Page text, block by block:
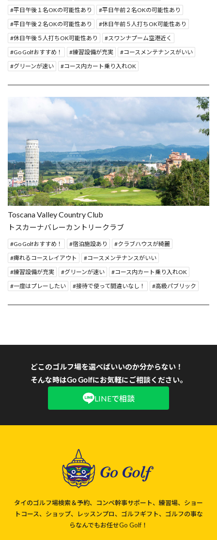
平日午後１名OKの可能性あり
平日午前２名OKの可能性あり
平日午後２名OKの可能性あり
休日午前５人打ちOK可能性あり
休日午後５人打ちOK可能性あり
スワンナプーム空港近く
Go Golfおすすめ！
練習設備が充実
コースメンテナンスがいい
グリーンが速い
コース内カート乗り入れOK
Toscana Valley Country Club
トスカーナバレーカントリークラブ
Go Golfおすすめ！ 宿泊施設あり
クラブハウスが綺麗
痺れるコースレイアウト
コースメンテナンスがいい
練習設備が充実
グリーンが速い
コース内カート乗り入れOK
一度はプレーしたい
接待で使って間違いなし！ 高級パブリック
どこのゴルフ場を選べばいいのか分からない！
そんな時はGo Golfにお気軽にご相談ください。
LINEで相談
タイのゴルフ場検索＆予約、コンペ幹事サポート、練習場、ショー
トコース、ショップ、レッスンプロ、ゴルフギフト、ゴルフの事な
らなんでもお任せGo Golf！